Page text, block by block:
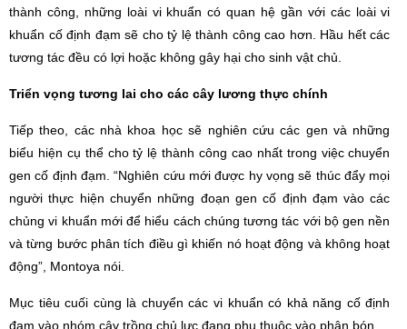
thành công, những loài vi khuẩn có quan hệ gần với các loài vi
khuẩn cố định đạm sẽ cho tỷ lệ thành công cao hơn. Hầu hết các
tương tác đều có lợi hoặc không gây hại cho sinh vật chủ.
Triển vọng tương lai cho các cây lương thực chính
Tiếp theo, các nhà khoa học sẽ nghiên cứu các gen và những
biểu hiện cụ thể cho tỷ lệ thành công cao nhất trong việc chuyển
gen cố định đạm. “Nghiên cứu mới được hy vọng sẽ thúc đẩy mọi
người thực hiện chuyển những đoạn gen cố định đạm vào các
chủng vi khuẩn mới để hiểu cách chúng tương tác với bộ gen nền
và từng bước phân tích điều gì khiến nó hoạt động và không hoạt
động”, Montoya nói.
Mục tiêu cuối cùng là chuyển các vi khuẩn có khả năng cố định
đạm vào nhóm cây trồng chủ lực đang phụ thuộc vào phân bón.